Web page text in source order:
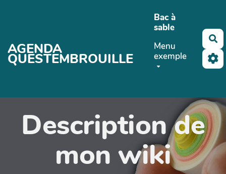
AGENDA
QUESTEMBROUILLE
Bac à
sable
Menu
exemple
Description de
mon wiki